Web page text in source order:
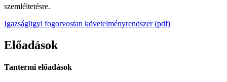
szemléltetésre.
Igazságügyi fogorvostan követelményrendszer (pdf)
Előadások
Tantermi előadások